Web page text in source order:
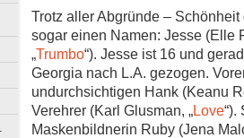
Trotz aller Abgründe –
sogar einen Namen: Jesse (Elle
„Trumbo“). Jesse ist 16 und
Georgia nach L.A. gezogen.
undurchsichtigen Hank (Keanu
Verehrer (Karl Glusman, „Love“).
Maskenbildnerin Ruby (Jena